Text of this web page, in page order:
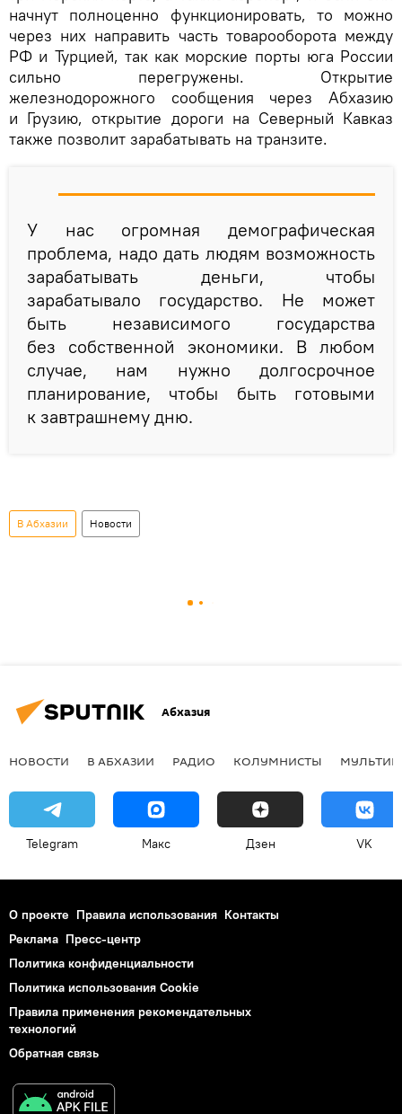
начнут полноценно функционировать, то можно
через них направить часть товарооборота между
РФ и Турцией, так как морские порты юга России
сильно перегружены. Открытие
железнодорожного сообщения через Абхазию
и Грузию, открытие дороги на Северный Кавказ
также позволит зарабатывать на транзите.
У нас огромная демографическая
проблема, надо дать людям возможность
зарабатывать деньги, чтобы
зарабатывало государство. Не может
быть независимого государства
без собственной экономики. В любом
случае, нам нужно долгосрочное
планирование, чтобы быть готовыми
к завтрашнему дню.
В Абхазии Новости
Абхазия
НОВОСТИ В АБХАЗИИ РАДИО КОЛУМНИСТЫ
Telegram Макс Дзен VK
О проекте Правила использования Контакты
Реклама Пресс-центр
Политика конфиденциальности
Политика использования Cookie
Правила применения рекомендательных
технологий
Обратная связь